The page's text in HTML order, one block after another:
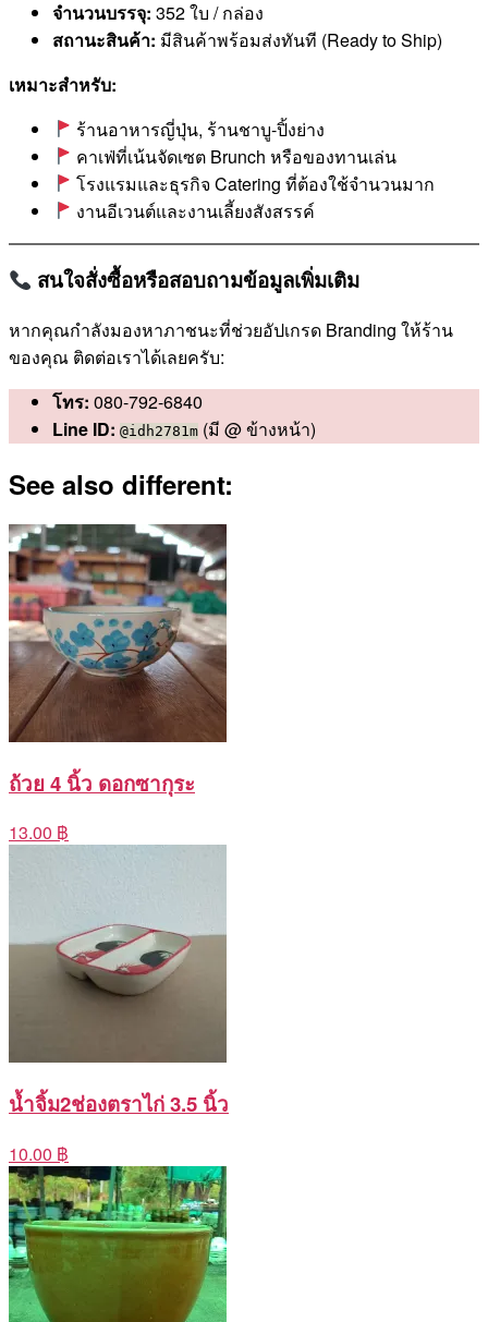
จำนวนบรรจุ: 352 ใบ / กล่อง
สถานะสินค้า: มีสินค้าพร้อมส่งทันที (Ready to Ship)
เหมาะสำหรับ:
ร้านอาหารญี่ปุ่น, ร้านชาบู-ปิ้งย่าง
คาเฟ่ที่เน้นจัดเซต Brunch หรือของทานเล่น
โรงแรมและธุรกิจ Catering ที่ต้องใช้จำนวนมาก
งานอีเวนต์และงานเลี้ยงสังสรรค์
สนใจสั่งซื้อหรือสอบถามข้อมูลเพิ่มเติม
หากคุณกำลังมองหาภาชนะที่ช่วยอัปเกรด Branding ให้ร้าน
ของคุณ ติดต่อเราได้เลยครับ:
โทร: 080-792-6840
Line ID: @idh2781m (มี @ ข้างหน้า)
See also different:
ถ้วย 4 นิ้ว ดอกซากุระ
13.00 ฿
น้ำจิ้ม2ช่องตราไก่ 3.5 นิ้ว
10.00 ฿